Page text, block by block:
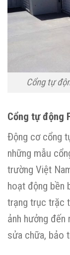
Cổng tự
Cổng tự động
Động cơ cổng
những mẫu
trường Việt
hoạt động bền
trạng trục trặc
ảnh hưởng
sửa chữa, bảo